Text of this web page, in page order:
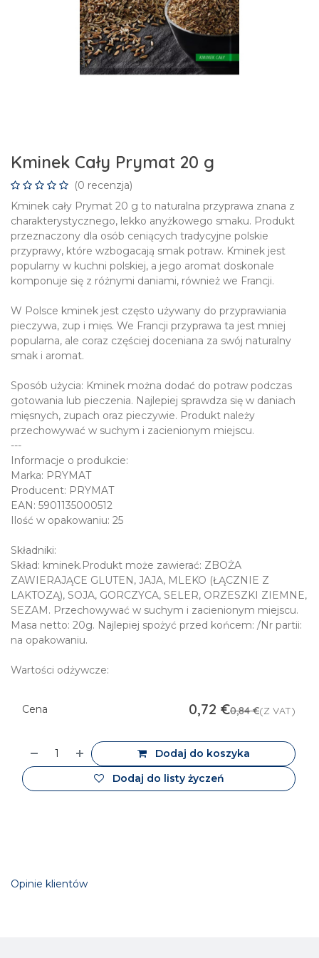
Kminek Cały Prymat 20 g
(0 recenzja)
Kminek cały Prymat 20 g to naturalna przyprawa znana z
charakterystycznego, lekko anyżkowego smaku. Produkt
przeznaczony dla osób ceniących tradycyjne polskie
przyprawy, które wzbogacają smak potraw. Kminek jest
popularny w kuchni polskiej, a jego aromat doskonale
komponuje się z różnymi daniami, również we Francji.
W Polsce kminek jest często używany do przyprawiania
pieczywa, zup i mięs. We Francji przyprawa ta jest mniej
popularna, ale coraz częściej doceniana za swój naturalny
smak i aromat.
Sposób użycia: Kminek można dodać do potraw podczas
gotowania lub pieczenia. Najlepiej sprawdza się w daniach
mięsnych, zupach oraz pieczywie. Produkt należy
przechowywać w suchym i zacienionym miejscu.
---
Informacje o produkcie:
Marka: PRYMAT
Producent: PRYMAT
EAN: 5901135000512
Ilość w opakowaniu: 25
Składniki:
Skład: kminek.Produkt może zawierać: ZBOŻA
ZAWIERAJĄCE GLUTEN, JAJA, MLEKO (ŁĄCZNIE Z
LAKTOZĄ), SOJA, GORCZYCA, SELER, ORZESZKI ZIEMNE,
SEZAM. Przechowywać w suchym i zacienionym miejscu.
Masa netto: 20g. Najlepiej spożyć przed końcem: /Nr partii:
na opakowaniu.
Wartości odżywcze:
Dodaj do koszyka
Dodaj do listy życzeń
Cena 0,72 €0,84€(Z VAT)
Opinie klientów